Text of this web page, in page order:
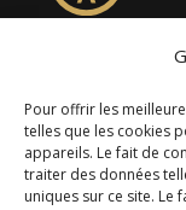
Pour offrir les
telles que les cookies
appareils. Le fait de
traiter des données
uniques sur ce site. Le
4957, rue
Desmaures QC